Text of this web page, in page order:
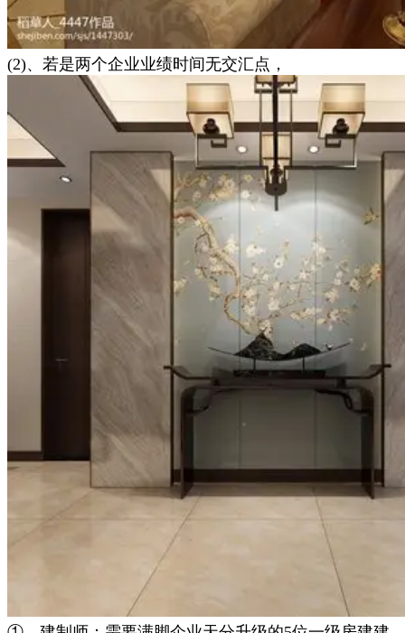
(2)、若是两个企业业绩时间无交汇点，